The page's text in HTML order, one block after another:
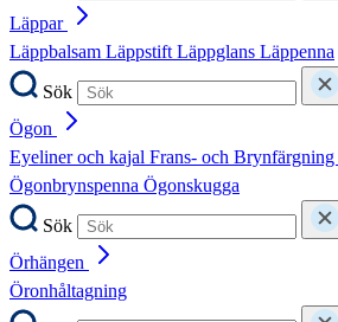
Läppar
Läppbalsam LäppstiftLäppglans Läppenna
Sök
Ögon
Eyeliner och kajal Frans- och Brynfärgning
Ögonbrynspenna Ögonskugga
Sök
Örhängen
Öronhåltagning